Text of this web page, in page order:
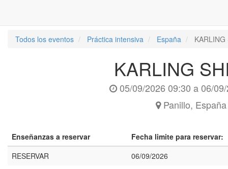
Todos los eventos Práctica intensiva España
KARLING
05/09/2026 09:30 a06/
Panillo, España
Enseñanzas a reservar
Fecha limite para reservar:
RESERVAR
06/09/2026